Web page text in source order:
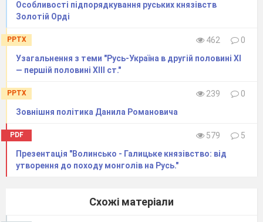
Дажбог — бог сонця. Богом достатку і
скотарства був Велес, кохання і плодючості —
Ярило і т. д. Загалом компетенція різних богів
є нечітко визначеною, їхні функції часто
повторюються, бо населення Київської Русі
було етнічно неоднорідним, і різні племена
мали різні за назвою, але схожі за функціями
Християнство проникло на територію України
вже в перших століттях нашої ери — спершу в
Київ. Є цікаві історичні свідчення, які
Особливості підпорядкування руських князівств
Золотій Орді
PPTX 462
0
Узагальнення з теми "Русь-Україна в другій половині ХІ
— першій половині ХІІІ ст."
PPTX 239
0
Зовнішня політика Данила Романовича
PDF 579
5
Презентація "Волинсько - Галицьке князівство: від
утворення до походу монголів на Русь."
Схожі матеріали